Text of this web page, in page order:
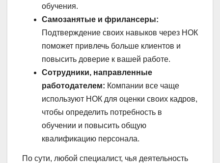
обучения.
Самозанятые и фрилансеры:
Подтверждение своих навыков через НОК
поможет привлечь больше клиентов и
повысить доверие к вашей работе.
Сотрудники, направленные
работодателем: Компании все чаще
используют НОК для оценки своих кадров,
чтобы определить потребность в
обучении и повысить общую
квалификацию персонала.
По сути, любой специалист, чья деятельность